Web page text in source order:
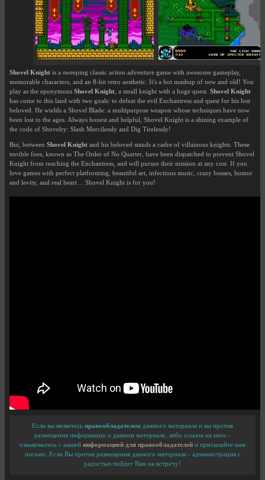
Shovel Knight is a sweeping classic action adventure game with awesome gameplay,
memorable characters, and an 8-bit retro aesthetic. It's a hot mashup of new and old! You
play as the eponymous Shovel Knight, a small knight with a huge quest. Shovel Knight
has come to this land with two goals: to defeat the evil Enchantress and quest for his lost
beloved. He wields a Shovel Blade: a multipurpose weapon whose techniques have now
been lost to the ages. Always honest and helpful, Shovel Knight is a shining example of
the code of Shovelry: Slash Mercilessly and Dig Tirelessly!
But, between Shovel Knight and his beloved stands a cadre of villainous knights. These
terrible foes, known as The Order of No Quarter, have been dispatched to prevent Shovel
Knight from reaching the Enchantress, and will pursue their mission at any cost. If you
love games with perfect platforming, beautiful art, infectious music, crazy bosses, humor
and levity, and real heart… Shovel Knight is for you!
Если вы являетесь правообладателем данного материала и вы против
размещения информации о данном материале, либо ссылок на него -
ознакомьтесь с нашей информацией для правообладателей и присылайте нам
письмо. Если Вы против размещения данного материала - администрация с
радостью пойдет Вам на встречу!